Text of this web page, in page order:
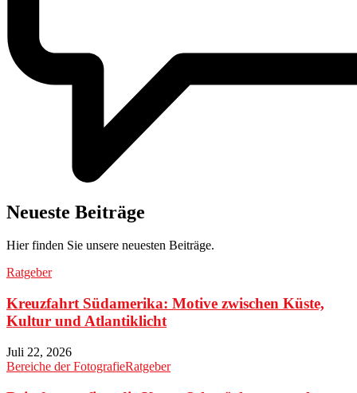
Neueste Beiträge
Hier finden Sie unsere neuesten Beiträge.
Ratgeber
Kreuzfahrt Südamerika: Motive zwischen Küste,
Kultur und Atlantiklicht
Juli 22, 2026
Bereiche der FotografieRatgeber